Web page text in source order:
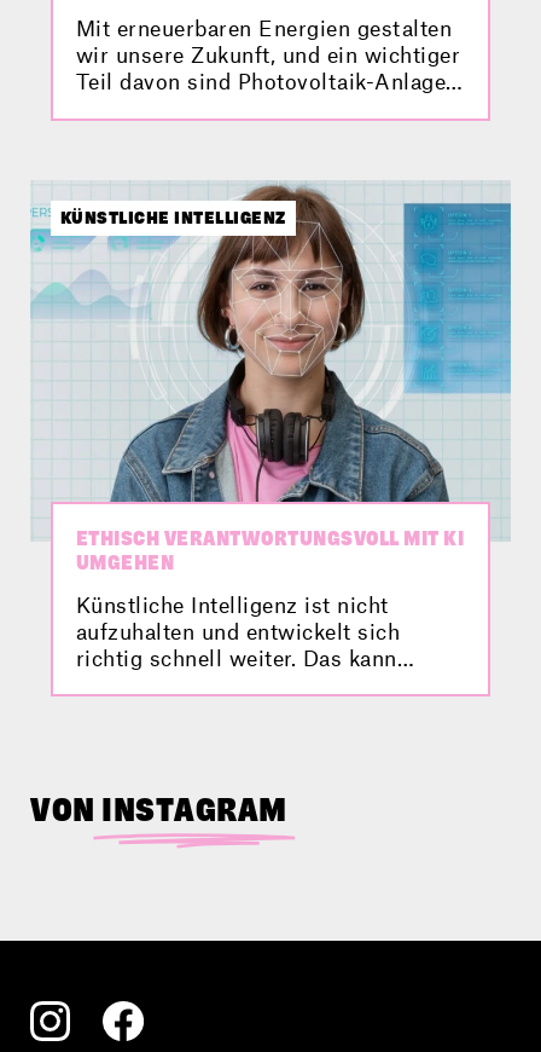
Mit erneuerbaren Energien gestalten
wir unsere Zukunft, und ein wichtiger
Teil davon sind Photovoltaik-Anlagen.
welche Vorteile und Hürden damit
verbunden sind, erfahrt ihr hier im
Video.
KÜNSTLICHE INTELLIGENZ
ETHISCH VERANTWORTUNGSVOLL MIT KI
UMGEHEN
Künstliche Intelligenz ist nicht
aufzuhalten und entwickelt sich
richtig schnell weiter. Das kann
diese neuen Herausforderungen
verantwortungsvoll meistern kann.
VON INSTAGRAM